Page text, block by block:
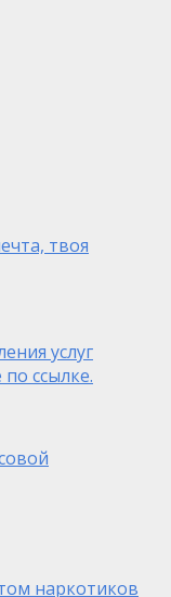
твоя
услуг
ссылке.
наркотиков